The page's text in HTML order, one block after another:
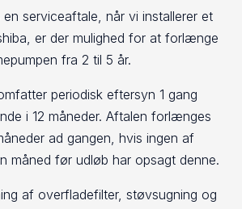
en serviceaftale, når vi installerer et
er der mulighed for at forlænge
fra 2 til 5 år.
periodisk eftersyn 1 gang
i 12 måneder. Aftalen forlænges
ad gangen, hvis ingen af
måned før udløb har opsagt denne.
af overfladefilter, støvsugning og